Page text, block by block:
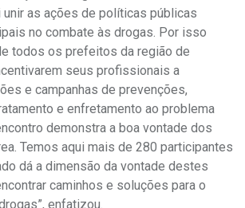
unir as ações de políticas públicas
no combate às drogas. Por isso
todos os prefeitos da região de
seus profissionais a
e campanhas de prevenções,
e enfretamento ao problema
demonstra a boa vontade dos
Temos aqui mais de 280 participantes
dá a dimensão da vontade destes
caminhos e soluções para o
enfatizou.